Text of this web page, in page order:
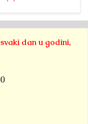
dan u godini,